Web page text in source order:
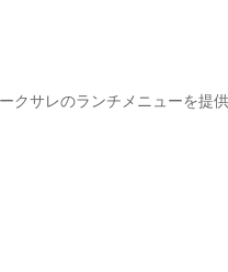
サレのランチメニューを提